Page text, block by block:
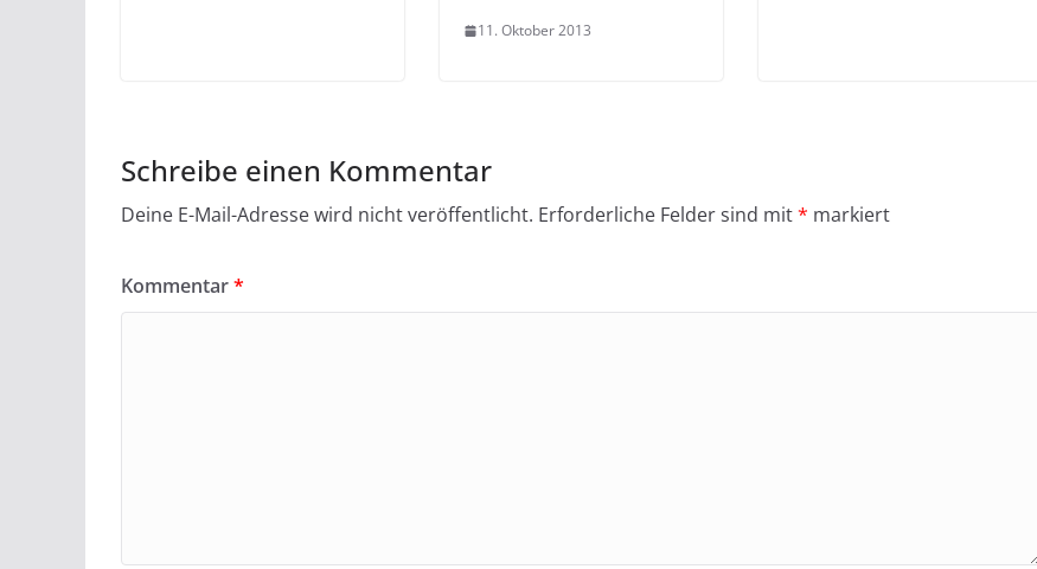
11. Oktober 2013
Schreibe einen Kommentar
Deine E-Mail-Adresse wird nicht veröffentlicht. Erforderliche Felder sind mit* markiert
Kommentar*